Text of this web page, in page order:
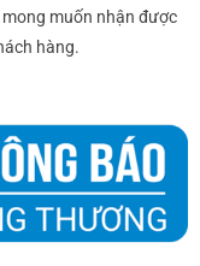
muốn nhận được
hàng.